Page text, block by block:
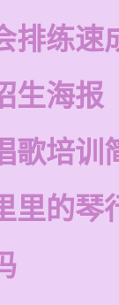
排练速
生海报
歌培训
里的琴